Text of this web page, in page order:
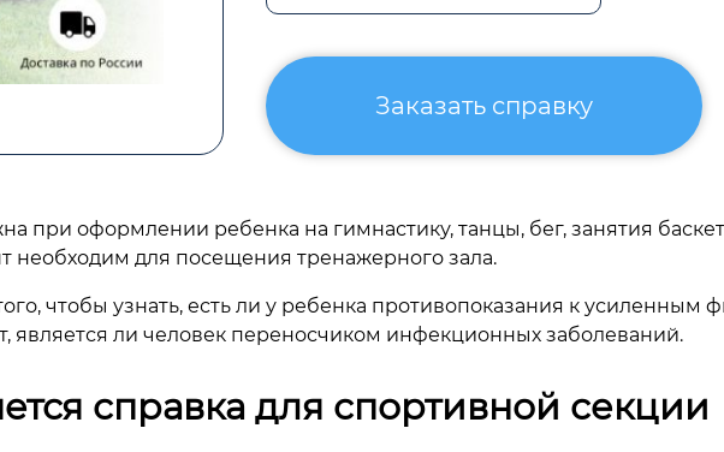
Заказать справку
при оформлении ребенка на гимнастику, танцы, бег, занятия
необходим для посещения тренажерного зала.
чтобы узнать, есть ли у ребенка противопоказания к усиленным
является ли человек переносчиком инфекционных заболеваний.
справка для спортивной секции